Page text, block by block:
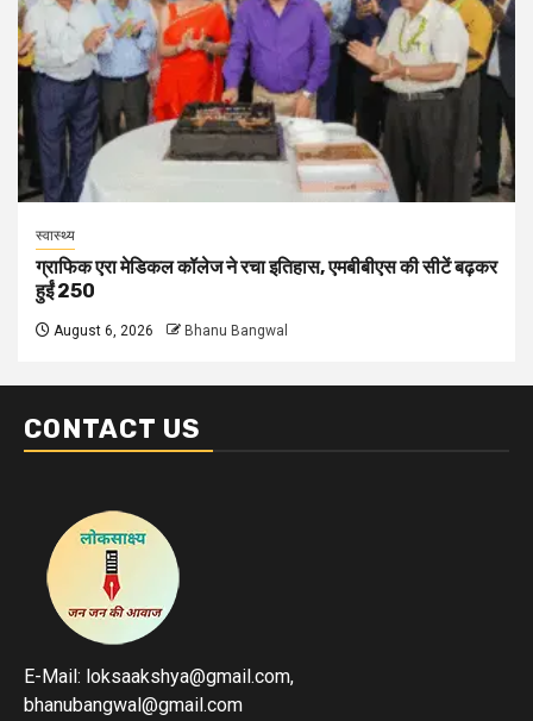
स्वास्थ्य
ग्राफिक एरा मेडिकल कॉलेज ने रचा इतिहास, एमबीबीएस की सीटें बढ़कर
हुईं 250
August 6, 2026 Bhanu Bangwal
CONTACT US
E-Mail: loksaakshya@gmail.com,
bhanubangwal@gmail.com